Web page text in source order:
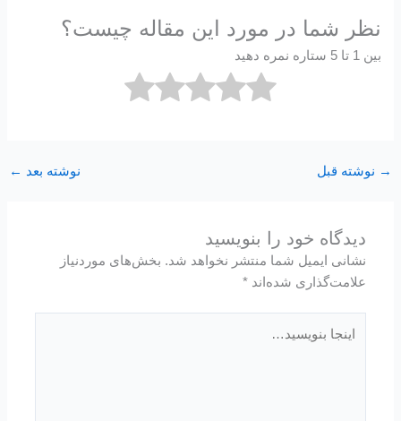
نظر شما در مورد این مقاله چیست؟
بین 1 تا 5 ستاره نمره دهید
→ نوشته قبل نوشته بعد ←
دیدگاه‌ خود را بنویسید
نشانی ایمیل شما منتشر نخواهد شد. بخش‌های موردنیاز
علامت‌گذاری شده‌اند*
بنویسید…